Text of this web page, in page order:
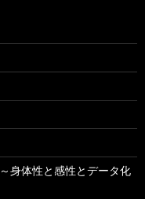
身体性と感性とデータ化